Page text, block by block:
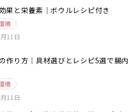
果と栄養素｜ボウルレシピ付き
境
11日
作り方｜具材選びとレシピ5選で腸内
境
11日